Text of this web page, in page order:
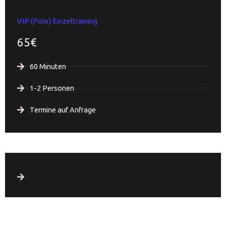
VIP (Pole) Einzeltraining
65€
60 Minuten
1-2 Personen
Termine auf Anfrage